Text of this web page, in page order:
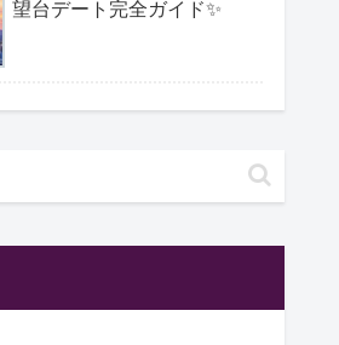
望台デート完全ガイド✨